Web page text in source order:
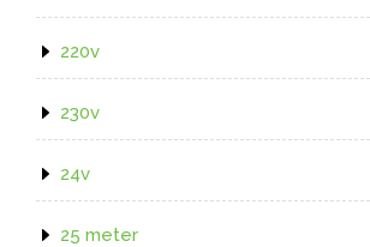
220v
230v
24v
25 meter